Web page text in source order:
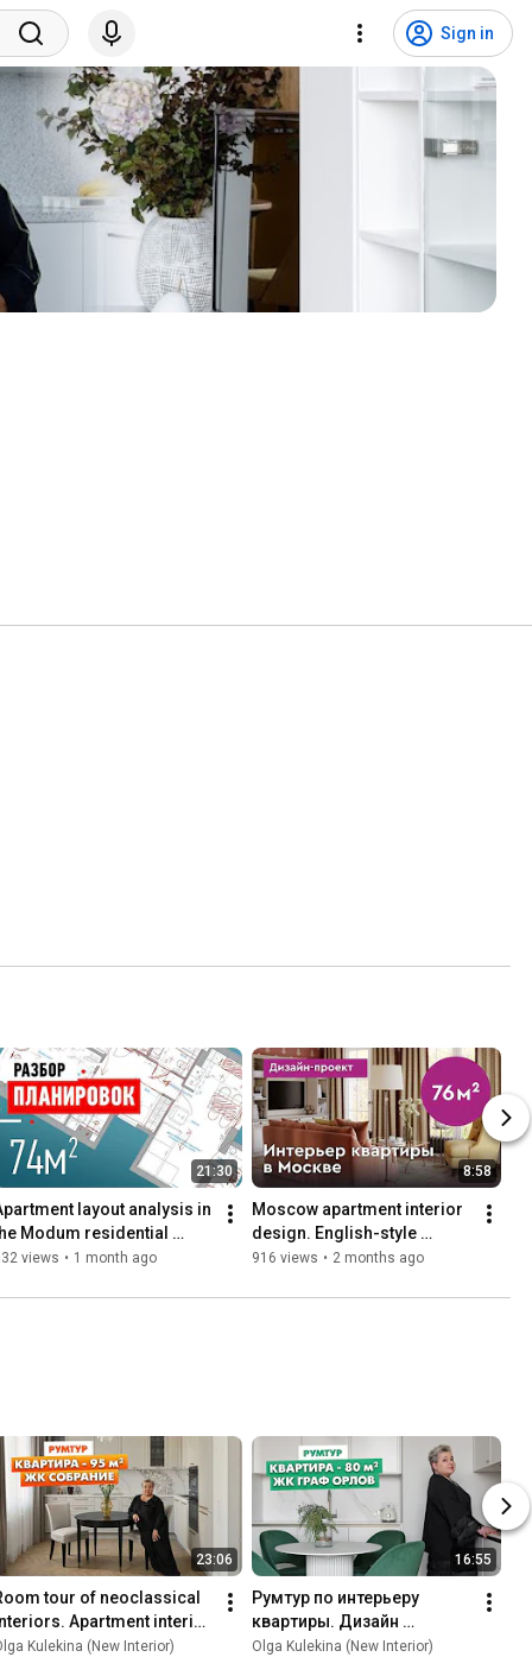
Sign in
21:30
layout analysis in
Modum residential
This 74-square-
views • 1 month ago
8:58
Moscow apartment interior
design. English-style
apartment interior. Interior
916 views • 2 months ago
23:06
tour of neoclassical
Apartment interior
in the Sobranie
Kulekina (New Interior)
16:55
Румтур по интерьеру
квартиры. Дизайн
интерьера квартиры для
Olga Kulekina (New Interior)